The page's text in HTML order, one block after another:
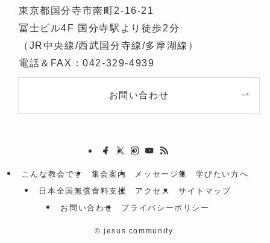
東京都国分寺市南町2-16-21
冨士ビル4F 国分寺駅より徒歩2分
（JR中央線/西武国分寺線/多摩湖線）
電話＆FAX：042-329-4939
お問い合わせ
こんな教会です 集会案内 メッセージ集
学びたい方へ
日本全国無償食料支援
アクセス
サイトマップ
お問い合わせ
プライバシーポリシー
© jesus community.